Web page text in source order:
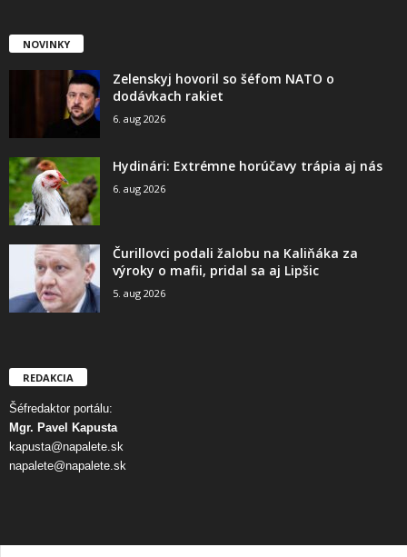
NOVINKY
Zelenskyj hovoril so šéfom NATO o
dodávkach rakiet
6. aug 2026
Hydinári: Extrémne horúčavy trápia aj nás
6. aug 2026
Čurillovci podali žalobu na Kaliňáka za
výroky o mafii, pridal sa aj Lipšic
5. aug 2026
REDAKCIA
Šéfredaktor portálu:
Mgr. Pavel Kapusta
kapusta@napalete.sk
napalete@napalete.sk